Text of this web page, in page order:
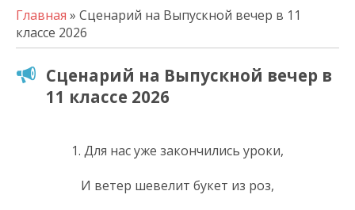
Главная » Сценарий на Выпускной вечер в 11
классе 2026
Сценарий на Выпускной вечер в
11 классе 2026
1. Для нас уже закончились уроки,
И ветер шевелит букет из роз,